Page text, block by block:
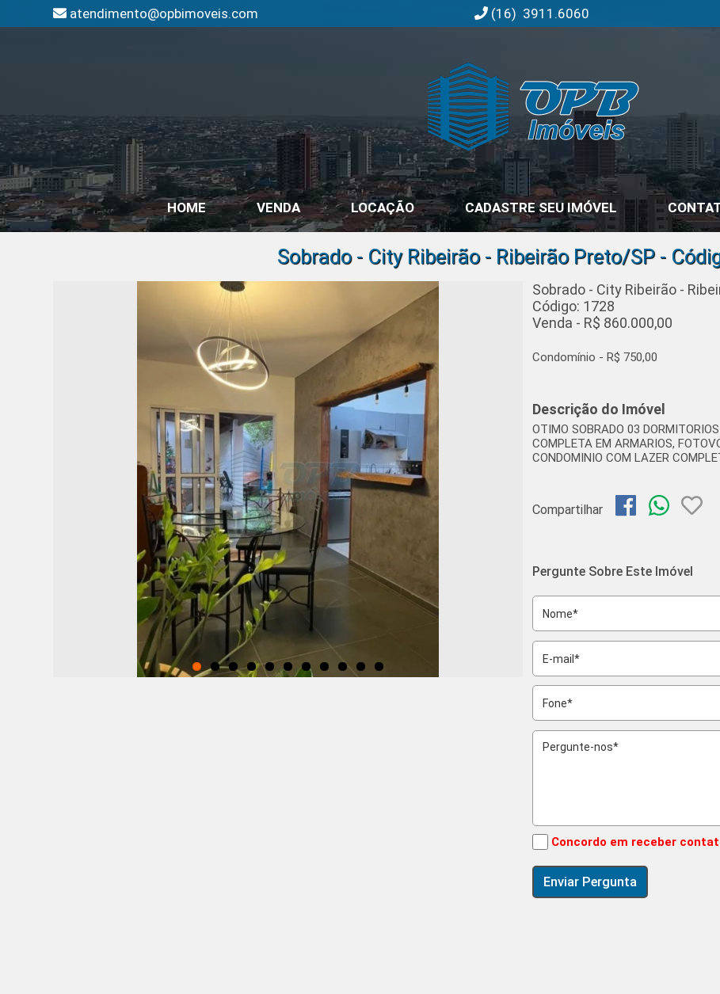
atendimento@opbimoveis.com (16) 3911.6060
HOME VENDA LOCAÇÃO CADASTRE SEU IMÓVEL
Sobrado - City Ribeirão - Ribeirão Preto/SP -
Sobrado - City Ribeirão -
Código: 1728
Venda - R$ 860.000,00
Condomínio - R$ 750,00
Descrição do Imóvel
OTIMO SOBRADO 03
COMPLETA EM ARMARIOS,
CONDOMINIO COM LAZER
Compartilhar
Pergunte Sobre Este Imóvel
Concordo em receber